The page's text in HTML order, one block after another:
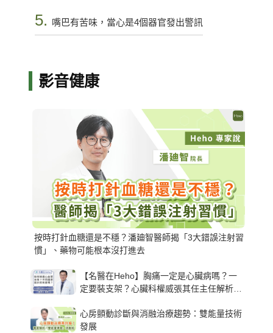
5. 嘴巴有苦味，當心是4個器官發出警訊
影音健康
按時打針血糖還是不穩？潘廸智醫師揭「3大錯誤注射習
慣」、藥物可能根本沒打進去
【名醫在Heho】胸痛一定是心臟病嗎？一
定要裝支架？心臟科權威張其任主任解析支
心房顫動診斷與消融治療趨勢：雙能量技術
發展